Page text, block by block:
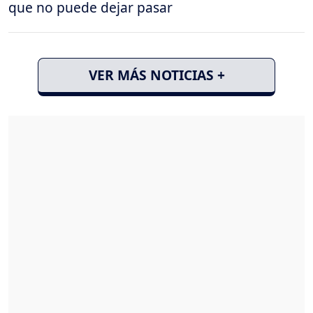
que no puede dejar pasar
VER MÁS NOTICIAS +